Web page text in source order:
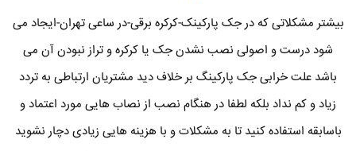
بیشتر مشکلاتی که در جک پارکینک-کرکره برقی-در ساعی تهران-ایجاد می
شود درست و اصولی نصب نشدن جک یا کرکره و تراز نبودن آن می
باشد علت خرابی جک پارکینگ بر خلاف دید مشتریان ارتباطی به تردد
زیاد و کم نداد بلکه لطفا در هنگام نصب از نصاب هایی مورد اعتماد و
باسابقه استفاده کنید تا به مشکلات و با هزینه هایی زیادی دچار نشوید